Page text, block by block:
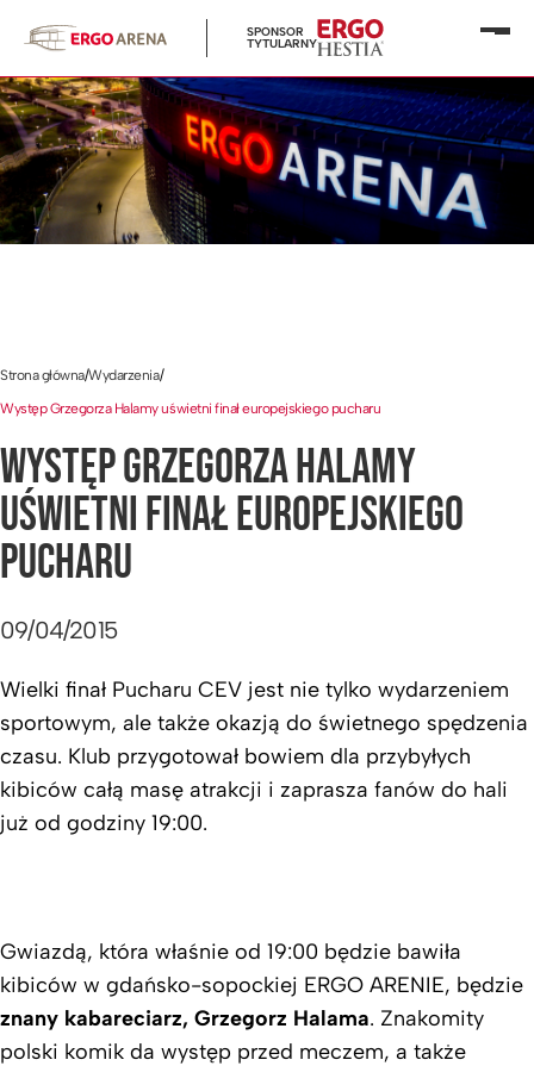
SPONSOR
TYTULARNY
Strona główna/Wydarzenia/
Występ Grzegorza Halamy uświetni finał europejskiego pucharu
WYSTĘP GRZEGORZA HALAMY
UŚWIETNI FINAŁ EUROPEJSKIEGO
PUCHARU
09/04/2015
Wielki finał Pucharu CEV jest nie tylko wydarzeniem
sportowym, ale także okazją do świetnego spędzenia
czasu. Klub przygotował bowiem dla przybyłych
kibiców całą masę atrakcji i zaprasza fanów do hali
już od godziny 19:00.
Gwiazdą, która właśnie od 19:00 będzie bawiła
kibiców w gdańsko-sopockiej ERGO ARENIE, będzie
znany kabareciarz, Grzegorz Halama. Znakomity
polski komik da występ przed meczem, a także